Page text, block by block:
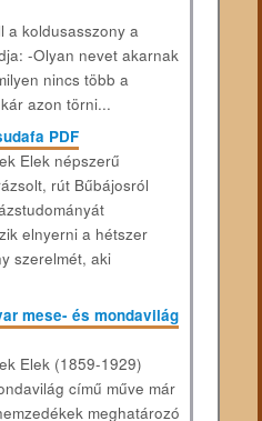
a koldusasszony a
-Olyan nevet akarnak
nincs több a
azon törni...
PDF
Elek népszerű
rút Bűbájosról
elnyerni a hétszer
szerelmét, aki
​mese- és mondavilág
Elek (1859-1929)
című műve már
meghatározó